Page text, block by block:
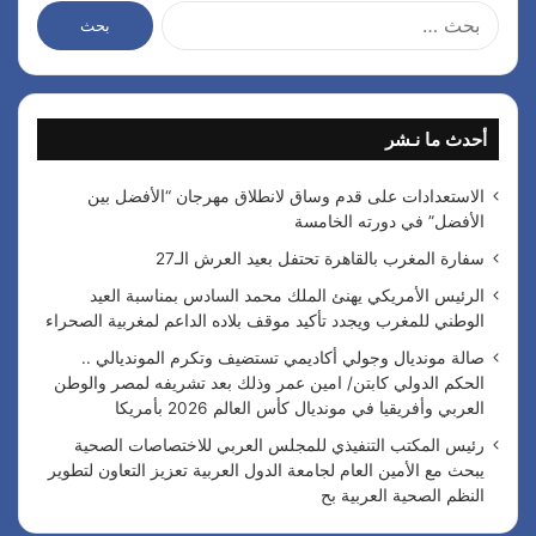
ح
ث
ن
:
أحدث ما نـشر
الاستعدادات على قدم وساق لانطلاق مهرجان “الأفضل بين
الأفضل” في دورته الخامسة
سفارة المغرب بالقاهرة تحتفل بعيد العرش الـ27
الرئيس الأمريكي يهنئ الملك محمد السادس بمناسبة العيد
الوطني للمغرب ويجدد تأكيد موقف بلاده الداعم لمغربية الصحراء
صالة مونديال وجولي أكاديمي تستضيف وتكرم المونديالي ..
الحكم الدولي كابتن/ امين عمر وذلك بعد تشريفه لمصر والوطن
العربي وأفريقيا في مونديال كأس العالم 2026 بأمريكا
رئيس المكتب التنفيذي للمجلس العربي للاختصاصات الصحية
يبحث مع الأمين العام لجامعة الدول العربية تعزيز التعاون لتطوير
النظم الصحية العربية بح